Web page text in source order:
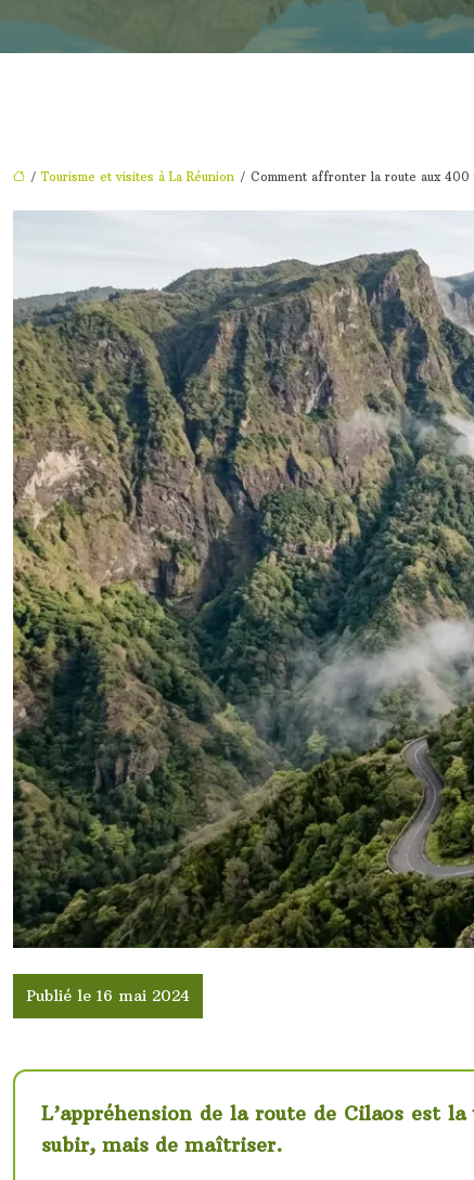
/Tourisme et visites à La Réunion / Comment affronter la route aux 400
Publié le 16 mai 2024
L’appréhension de la route de Cilaos est
subir, mais de maîtriser.